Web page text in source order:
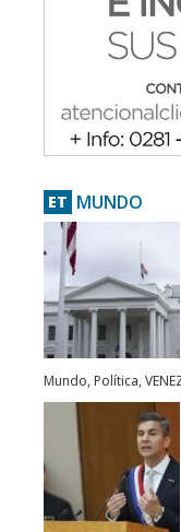
ET MUNDO
Mundo, Política,